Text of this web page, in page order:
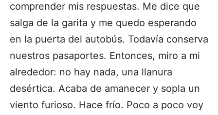
comprender mis respuestas. Me dice que
salga de la garita y me quedo esperando
en la puerta del autobús. Todavía conserva
nuestros pasaportes. Entonces, miro a mi
alrededor: no hay nada, una llanura
desértica. Acaba de amanecer y sopla un
viento furioso. Hace frío. Poco a poco voy